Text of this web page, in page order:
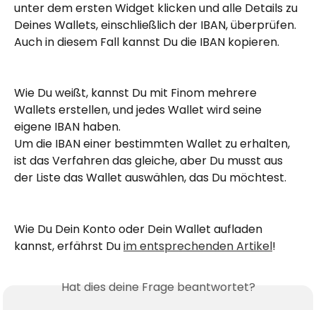
unter dem ersten Widget klicken und alle Details zu
Deines Wallets, einschließlich der IBAN, überprüfen.
Auch in diesem Fall kannst Du die IBAN kopieren.
Wie Du weißt, kannst Du mit Finom mehrere
Wallets erstellen, und jedes Wallet wird seine
eigene IBAN haben.
Um die IBAN einer bestimmten Wallet zu erhalten,
ist das Verfahren das gleiche, aber Du musst aus
der Liste das Wallet auswählen, das Du möchtest.
Wie Du Dein Konto oder Dein Wallet aufladen
kannst, erfährst Du im entsprechenden Artikel!
Hat dies deine Frage beantwortet?